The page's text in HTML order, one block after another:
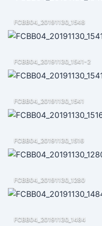
FCBB04_20191130_1548
FCBB04_20191130_1541-2
FCBB04_20191130_1541
FCBB04_20191130_1516
FCBB04_20191130_1280
FCBB04_20191130_1484